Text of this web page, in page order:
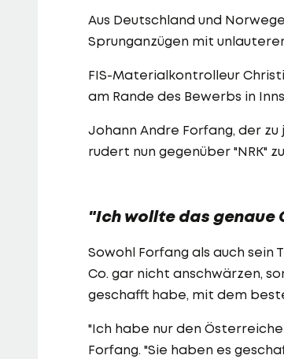
Aus Deutschland und
Sprunganzügen mit
FIS-Materialkontrolleur
am Rande des Bewerbs in
Johann Andre Forfang, der
rudert nun gegenüber "NRK"
"Ich wollte das genaue
Sowohl Forfang als auch sein
Co. gar nicht anschwärzen,
geschafft habe, mit dem
"Ich habe nur den
Forfang. "Sie haben es